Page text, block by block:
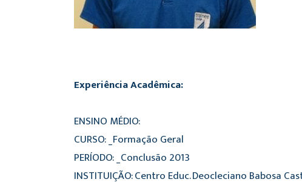
Experiência Acadêmica:
ENSINO MÉDIO:
CURSO: _Formação Geral
PERÍODO: _Conclusão 2013
INSTITUIÇÃO: Centro Educ. Deocleciano Babosa